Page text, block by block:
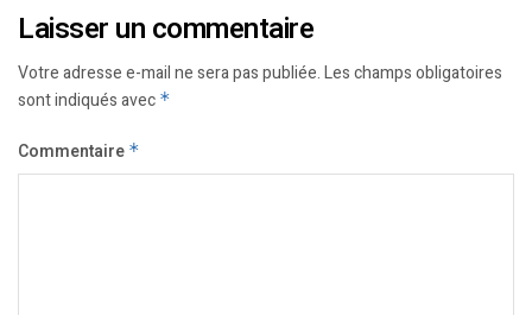
Laisser un commentaire
Votre adresse e-mail ne sera pas publiée.Les champs obligatoires
sont indiqués avec *
Commentaire *